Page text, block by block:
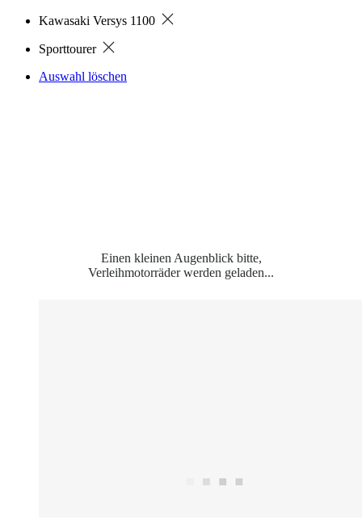
Kawasaki Versys 1100
Sporttourer
Auswahl löschen
Einen kleinen Augenblick bitte,
Verleihmotorräder werden geladen...